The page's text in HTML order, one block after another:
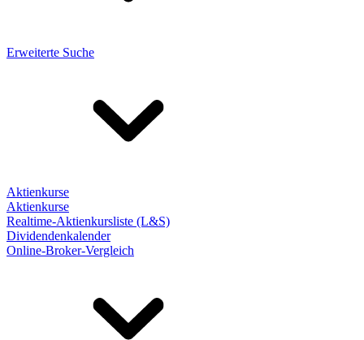
Erweiterte Suche
Aktienkurse
Aktienkurse
Realtime-Aktienkursliste (L&S)
Dividendenkalender
Online-Broker-Vergleich